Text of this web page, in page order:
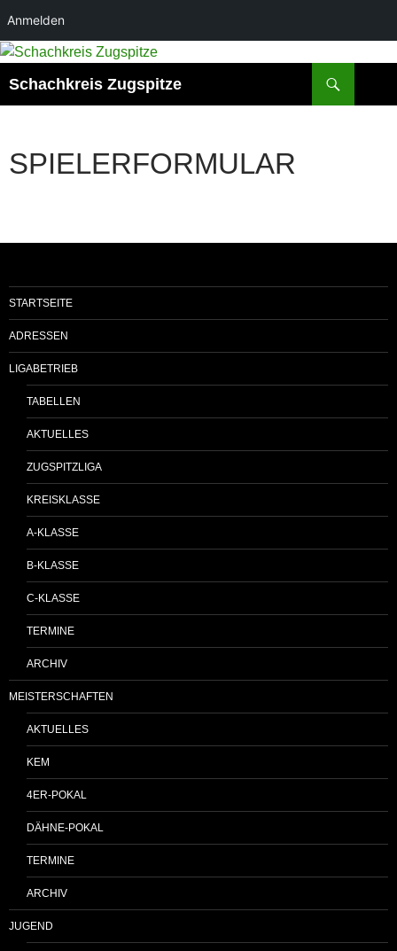
Anmelden
Zum
springen
Schachkreis Zugspitze
SPIELERFORMULAR
STARTSEITE
ADRESSEN
LIGABETRIEB
TABELLEN
AKTUELLES
ZUGSPITZLIGA
KREISKLASSE
A-KLASSE
B-KLASSE
C-KLASSE
TERMINE
ARCHIV
MEISTERSCHAFTEN
AKTUELLES
KEM
4ER-POKAL
DÄHNE-POKAL
TERMINE
ARCHIV
JUGEND